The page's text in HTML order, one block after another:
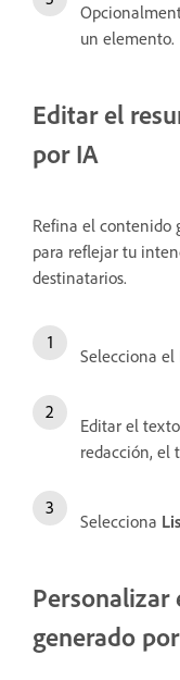
un elemento.
Editar el
por IA
Refina el contenido
para reflejar tu
destinatarios.
Selecciona el
Editar el
redacción, el
Selecciona
Personalizar
generado